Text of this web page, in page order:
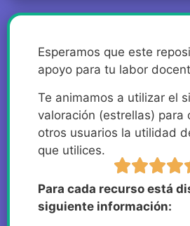
Esperamos que este
apoyo para tu labor
Te animamos a utilizar el
valoración (estrellas) para
otros usuarios la utilidad
que utilices.
Para cada recurso está
siguiente información: